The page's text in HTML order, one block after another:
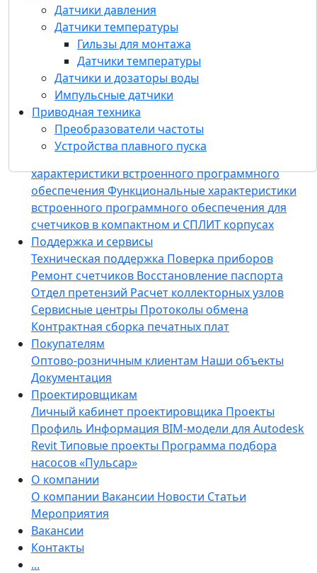
Датчики давления
Датчики температуры
Гильзы для монтажа
Датчики температуры
Датчики и дозаторы воды
Импульсные датчики
Приводная техника
Преобразователи частоты
Устройства плавного пуска
Приводная техника
Преобразователи частоты
Устройства плавного пуска
Собственное ПО
Программный комплекс «Пульсар»
Конфигуратор устройств «Пульсар»
для пусконаладочных работ
приборов «Meters Config Suite»
«Пульсар»Программное обеспечение HYDRA
M2M СерверФункциональные
характеристики встроенного программного
обеспечения Функциональные характеристики
встроенного программного обеспечения для
счетчиков в компактном и СПЛИТ корпусах
Поддержка и сервисы
Техническая поддержка Поверка приборов
Ремонт счетчиков Восстановление паспорта
Отдел претензий Расчет коллекторных узлов
Сервисные центры Протоколы обмена
Контрактная сборка печатных плат
Покупателям
Оптово-розничным клиентам Наши объекты
Документация
Проектировщикам
Личный кабинет проектировщика Проекты
Профиль Информация BIM-модели для Autodesk
RevitТиповые проекты Программа подбора
насосов «Пульсар»
О компании
О компании Вакансии Новости Статьи
Мероприятия
Вакансии
Контакты
...